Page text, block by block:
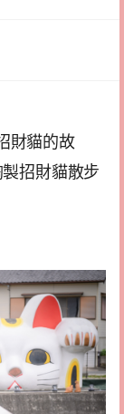
財貓的故
招財貓散步